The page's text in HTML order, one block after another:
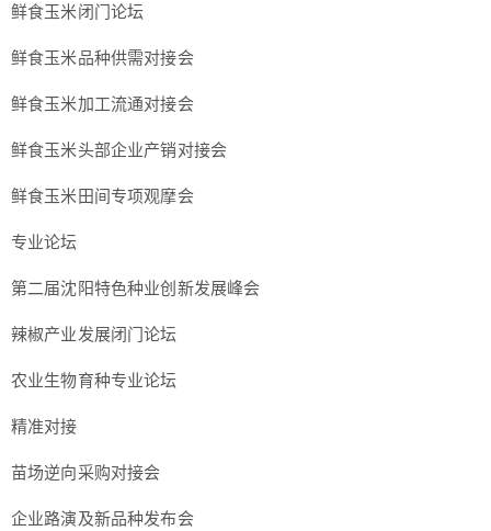
鲜食玉米闭门论坛
鲜食玉米品种供需对接会
鲜食玉米加工流通对接会
鲜食玉米头部企业产销对接会
鲜食玉米田间专项观摩会
专业论坛
第二届沈阳特色种业创新发展峰会
辣椒产业发展闭门论坛
农业生物育种专业论坛
精准对接
苗场逆向采购对接会
企业路演及新品种发布会